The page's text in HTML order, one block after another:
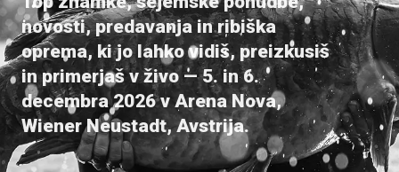
novosti, predavanja in ribiška
oprema, ki jo lahko vidiš, preizkusiš
in primerjaš v živo — 5. in 6.
decembra 2026 v Arena Nova,
Wiener Neustadt, Avstrija.